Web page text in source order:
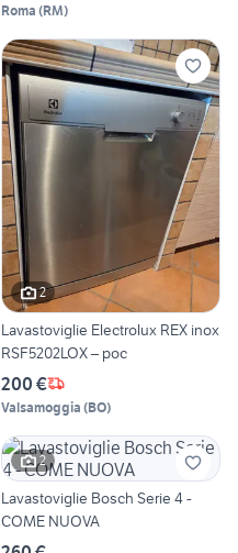
Roma (RM)
2
Lavastoviglie Electrolux REX inox
RSF5202LOX – poc
200 €
Valsamoggia (BO)
2
Lavastoviglie Bosch Serie 4 -
COME NUOVA